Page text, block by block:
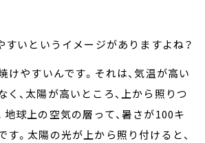
すいというイメージがありますよね？
けやすいんです。それは、気温が高い
く、太陽が高いところ、上から照りつ
地球上の空気の層って、暑さが100キ
す。太陽の光が上から照り付けると、